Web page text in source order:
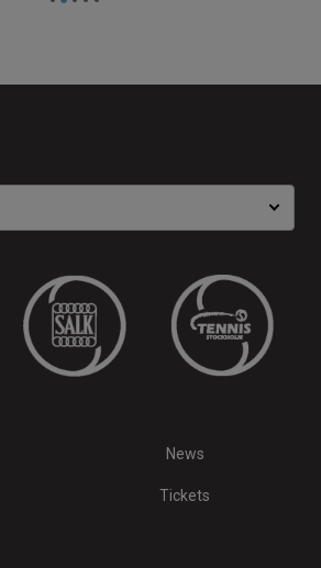
News
Tickets